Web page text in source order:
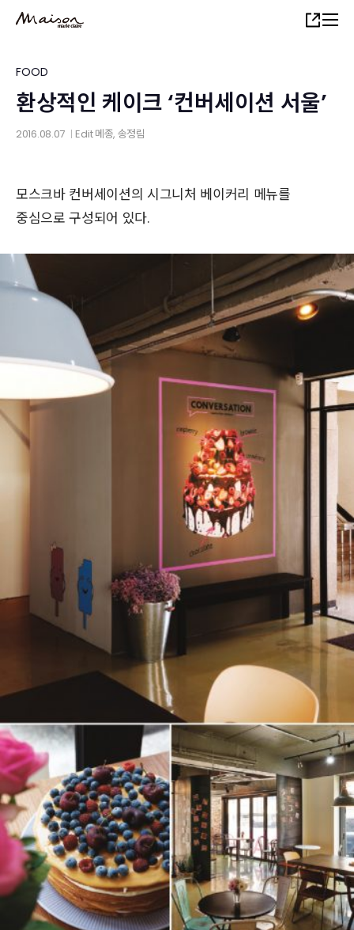
content
Share
FOOD
환상적인 케이크 ‘컨버세이션 서울’
2016.08.07 Edit메종, 송정림
모스크바 컨버세이션의 시그니처 베이커리 메뉴를
중심으로 구성되어 있다.